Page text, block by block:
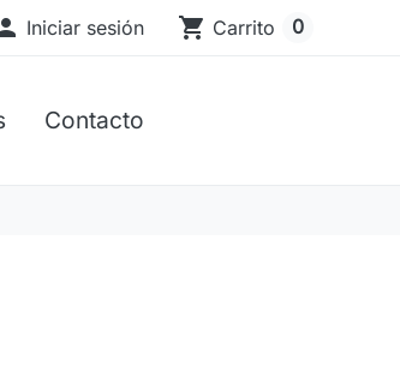
Iniciar sesión shopping_cart Carrito 0
Contacto